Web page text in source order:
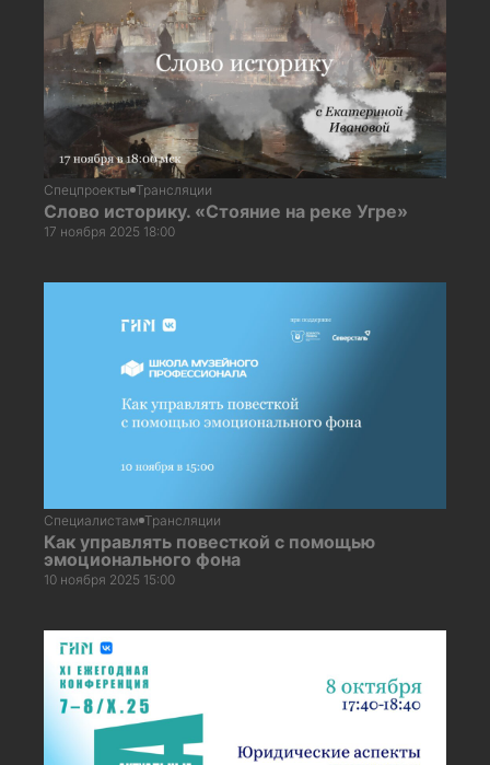
Спецпроекты Трансляции
Слово историку. «Стояние на реке Угре»
17 ноября 2025 18:00
Специалистам Трансляции
Как управлять повесткой с помощью
эмоционального фона
10 ноября 2025 15:00